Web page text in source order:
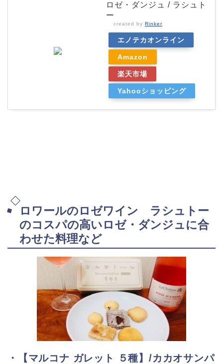
ロゼ・ダンジュ / ラシュト
ー
created by Rinker
エノテカオンライン
Amazon
楽天市場
Yahooショッピング
ロワールのロゼワイン ラシュトー
のコスパの高いロゼ・ダンジュに合
わせた料理など
・【マルコナ ガレット ５種】/カカオサンパ